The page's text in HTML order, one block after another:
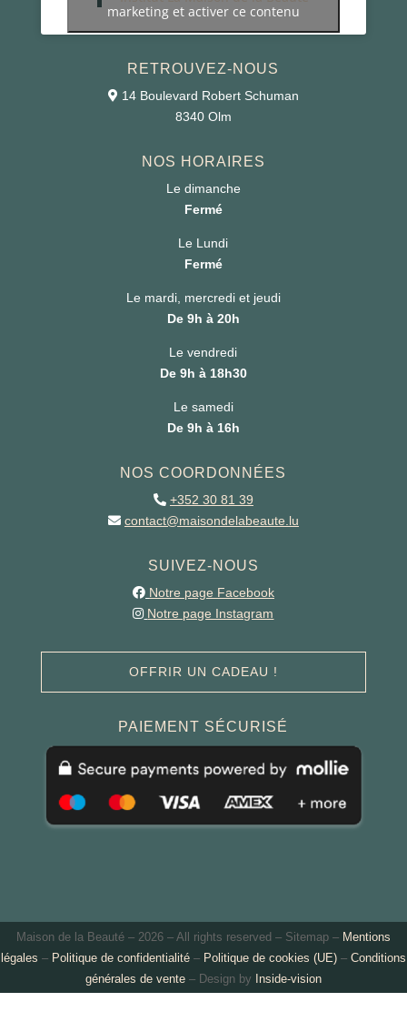
marketing et activer ce contenu
RETROUVEZ-NOUS
14 Boulevard Robert Schuman
8340 Olm
NOS HORAIRES
Le dimanche
Fermé
Le Lundi
Fermé
Le mardi, mercredi et jeudi
De 9h à 20h
Le vendredi
De 9h à 18h30
Le samedi
De 9h à 16h
NOS COORDONNÉES
+352 30 81 39
contact@maisondelabeaute.lu
SUIVEZ-NOUS
Notre page Facebook
Notre page Instagram
OFFRIR UN CADEAU !
PAIEMENT SÉCURISÉ
Maison de la Beauté – 2026 – All rights reserved – Sitemap – Mentions
légales – Politique de confidentialité – Politique de cookies (UE) – Conditions
générales de vente – Design by Inside-vision